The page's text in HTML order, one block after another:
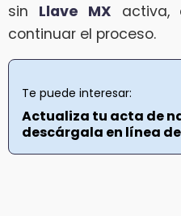
sin Llave MX activa,
continuar el proceso.
Te puede interesar:
Actualiza tu acta de
descárgala en línea